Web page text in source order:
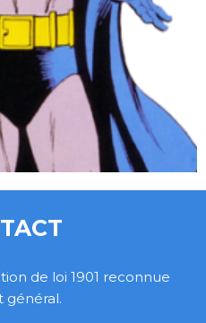
de loi 1901 reconnue
général.